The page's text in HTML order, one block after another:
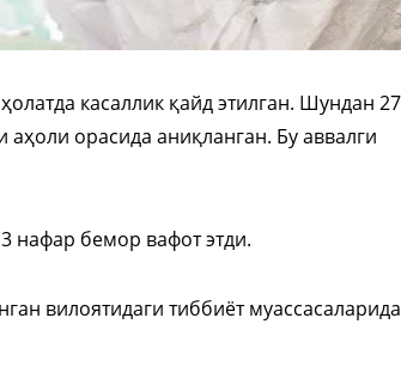
касаллик қайд этилган. Шундан
орасида аниқланган. Бу аввалги
нафар бемор вафот этди.
вилоятидаги тиббиёт